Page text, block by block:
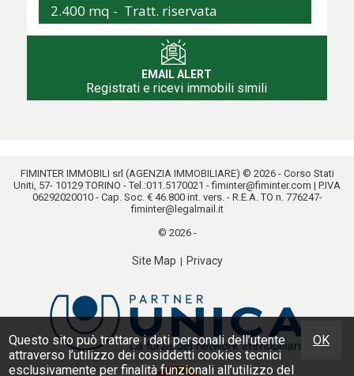
2.400 mq - Tratt. riservata
EMAIL ALERT
Registrati e ricevi immobili simili
FIMINTER IMMOBILI srl (AGENZIA IMMOBILIARE) © 2026 - Corso Stati
Uniti, 57- 10129 TORINO - Tel.:011.5170021 -fiminter@fiminter.com | P.IVA
06292020010 - Cap. Soc. € 46.800 int. vers. - R.E.A. TO n. 776247-
fiminter@legalmail.it
© 2026 -
Site Map | Privacy
Questo sito può trattare i dati personali dell’utente
attraverso l’utilizzo dei cosiddetti cookies tecnici
esclusivamente per finalità funzionali all’utilizzo del
OK